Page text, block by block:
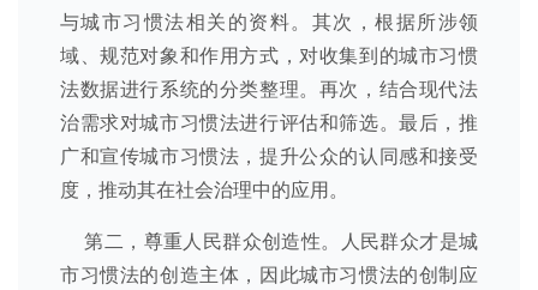
与城市习惯法相关的资料。其次，根据所涉领
域、规范对象和作用方式，对收集到的城市习惯
法数据进行系统的分类整理。再次，结合现代法
治需求对城市习惯法进行评估和筛选。最后，推
广和宣传城市习惯法，提升公众的认同感和接受
度，推动其在社会治理中的应用。
第二，尊重人民群众创造性。人民群众才是城
市习惯法的创造主体，因此城市习惯法的创制应